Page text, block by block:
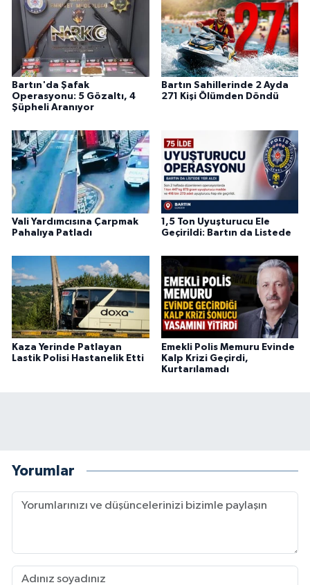
Bartın'da Şafak
Operasyonu: 5 Gözaltı, 4
Şüpheli Aranıyor
Bartın Sahillerinde 2 Ayda
271 Kişi Ölümden Döndü
Vali Yardımcısına Çarpmak
Pahalıya Patladı
1,5 Ton Uyuşturucu Ele
Geçirildi: Bartın da Listede
Kaza Yerinde Patlayan
Lastik Polisi Hastanelik Etti
Emekli Polis Memuru Evinde
Kalp Krizi Geçirdi,
Kurtarılamadı
Yorumlar